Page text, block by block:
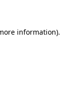
information).